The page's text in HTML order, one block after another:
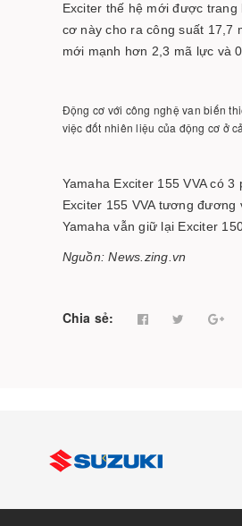
Exciter thế hệ mới được
cơ này cho ra công suất 17,7
mới mạnh hơn 2,3 mã lực và
Động cơ với công nghệ van biến
việc đốt nhiên liệu của động cơ ở
Yamaha Exciter 155 VVA có
Exciter 155 VVA tương
Yamaha vẫn giữ lại Exciter
Nguồn: News.zing.vn
Chia sẻ: